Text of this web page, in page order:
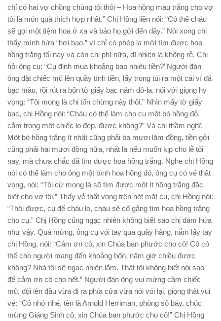
chỉ có hai vợ chồng chúng tôi thôi – Hoa hồng màu trắng cho vợ
tôi là món quà thích hợp nhất.” Chị Hồng liền nói: “Có thể cháu
sẽ gọi một tiệm hoa ở xa và bảo họ gởi đến đây.” Nói xong chị
thấy mình hứa “hơi bạo,” vì chỉ có phép lạ mới tìm được hoa
hồng trắng tối nay và còn chi phí nữa, dĩ nhiên là không rẻ. Chị
hỏi ông cụ: “Cụ định mua khoảng bao nhiêu tiền?’ Người đàn
ông đặt chiếc mũ lên quầy tính tiền, lấy trong túi ra một cái ví đã
bạc màu, rồi rút ra bốn tờ giấy bạc năm đô-la, nói với giọng hy
vọng: “Tôi mong là chỉ tốn chừng này thôi.” Nhìn mấy tờ giấy
bạc, chị Hồng nói: “Cháu có thể làm cho cụ một bó hồng đỏ,
cắm trong một chiếc lọ đẹp, được không?” Và chị thầm nghĩ:
Một bó hồng trắng ít nhất cũng phải ba mươi lăm đồng, tiền gởi
cũng phải hai mươi đồng nữa, nhất là nếu muốn kịp cho lễ tối
nay, mà chưa chắc đã tìm được hoa hồng trắng. Nghe chị Hồng
nói có thể làm cho ông một bình hoa hồng đỏ, ông cụ có vẻ thất
vọng, nói: “Tôi cứ mong là sẽ tìm được một ít hồng trắng đặc
biệt cho vợ tôi.” Thấy vẻ thất vọng trên nét mặt cụ, chị Hồng nói:
“Thôi được, cụ để cháu lo, cháu sẽ cố gắng tìm hoa hồng trắng
cho cụ.” Chị Hồng cũng ngạc nhiên không biết sao chị dám hứa
như vậy. Quá mừng, ông cụ vói tay qua quầy hàng, nắm lấy tay
chị Hồng, nói: “Cảm ơn cô, xin Chúa ban phước cho cô! Cô có
thể cho người mang đến khoảng bốn, năm giờ chiều được
không? Nhà tôi sẽ ngạc nhiên lắm. Thật tôi không biết nói sao
để cảm ơn cô cho hết.” Người đàn ông vui mừng cầm chiếc
mũ, đội lên đầu vừa đi ra phía cửa vừa nói vói lại, giọng thật vui
vẻ: “Cô nhớ nhé, tên là Arnold Herriman, phòng số bảy, chúc
mừng Giáng Sinh cô, xin Chúa ban phước cho cô!” Chị Hồng